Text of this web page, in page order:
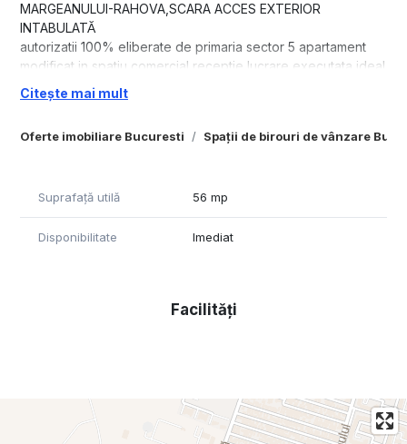
Oferte imobiliare Bucuresti Spații de birouri de vânzare
MARGEANULUI-RAHOVA,SCARA ACCES EXTERIOR
INTABULATĂ
autorizatii 100% eliberate de primaria sector 5 apartament
modificat in spatiu comercial receptie lucrare executata ideal
firma, vitrina 12 m la bulevard
Detalii suplimentare
gaze, un grup sanitar, internet, renovat la alb VAD
spatiu a funcționat FARMACIA VERDE 20 de ani si salonul timp
de 4 ani cu o chirie de 8400 euro anual
Citește mai mult
Suprafață utilă 56 mp
Disponibilitate Imediat
Facilități